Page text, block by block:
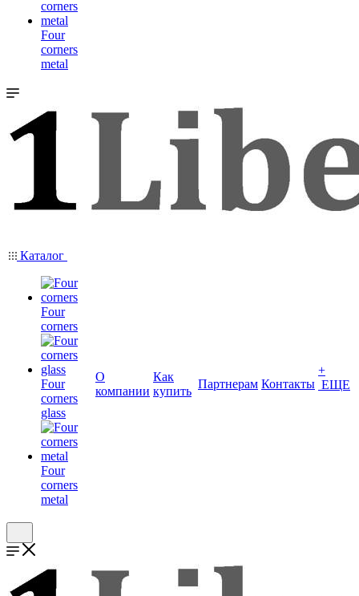
Four
corners
metal
Каталог
Four
corners
Four
corners
glass
Four
corners
metal
О
компании
Как
купить
Партнерам Контакты
+
ЕЩЕ